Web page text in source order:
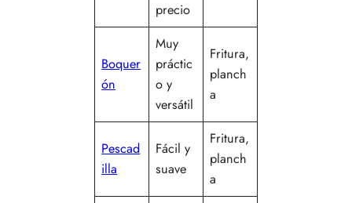
precio
Boquer
ón
Muy
práctic
o y
versátil
Fritura,
planch
a
Pescad
illa
Fácil y
suave
Fritura,
planch
a